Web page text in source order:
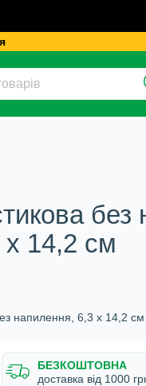
без
х 14,2 см
напилення, 6,3 х 14,2 см
БЕЗКОШТОВНА
доставка вiд 1000